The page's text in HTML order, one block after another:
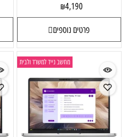
₪4,190
פרטים נוספים
מחשב נייד למשרד ולבית